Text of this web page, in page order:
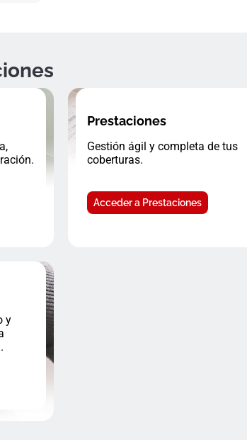
Prestaciones
Gestión ágil y completa de tus
coberturas.
Acceder a Prestaciones
y